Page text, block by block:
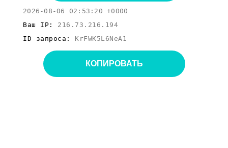
2026-08-06 02:53:20 +0000
Ваш IP: 216.73.216.194
ID запроса: KrFWK5L6NeA1
КОПИРОВАТЬ